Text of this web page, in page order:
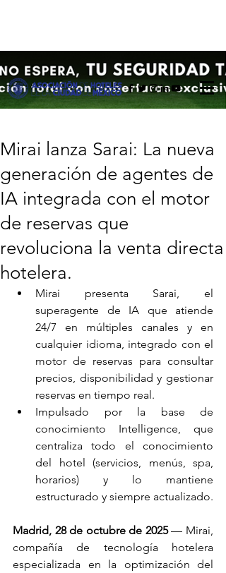
Mirai lanza Sarai: La nueva
generación de agentes de
IA integrada con el motor
de reservas que
revoluciona la venta directa
hotelera.
Mirai presenta Sarai, el
superagente de IA que atiende
24/7 en múltiples canales y en
cualquier idioma, integrado con el
motor de reservas para consultar
precios, disponibilidad y gestionar
reservas en tiempo real.
Impulsado por la base de
conocimiento Intelligence, que
centraliza todo el conocimiento
del hotel (servicios, menús, spa,
horarios) y lo mantiene
estructurado y siempre actualizado.
Madrid, 28 de octubre de 2025 — Mirai,
compañía de tecnología hotelera
especializada en la optimización del